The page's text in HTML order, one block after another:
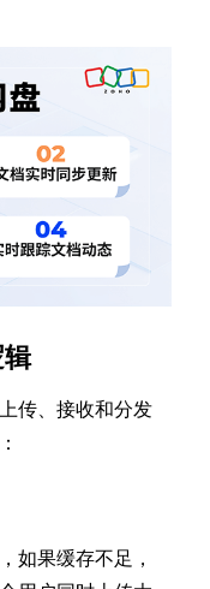
传、接收和分发
如果缓存不足，